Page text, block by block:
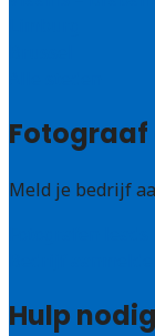
Meld je bedrijf
Hulp